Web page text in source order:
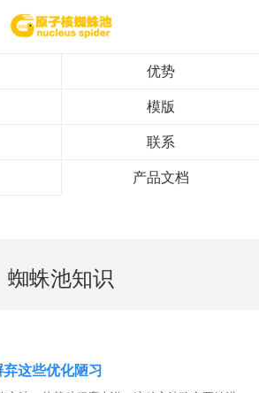
优势
模版
联系
产品文档
蜘蛛池知识
这些优化陋习